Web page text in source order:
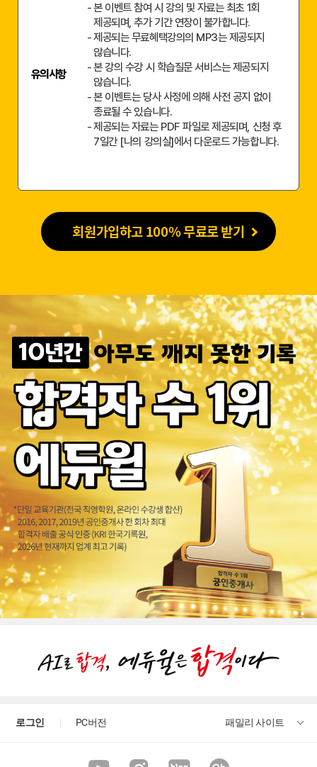
유의사항
본 이벤트 참여 시 강의 및 자료는 최초 1회
제공되며, 추가 기간 연장이 불가합니다.
제공되는 무료혜택강의의 MP3는 제공되지
않습니다.
본 강의 수강 시 학습질문 서비스는 제공되지
않습니다.
본 이벤트는 당사 사정에 의해 사전 공지 없이
종료될 수 있습니다.
제공되는 자료는 PDF 파일로 제공되며, 신청 후
7일간 [나의 강의실]에서 다운로드 가능합니다.
회원가입하고 100% 무료로 받기
로그인 PC버전 패밀리 사이트